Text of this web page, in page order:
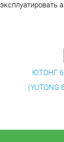
эксплуатировать
ЮТОНГ
(YUTONG